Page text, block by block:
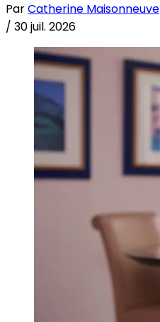
ParCatherine Maisonneuve
/ 30 juil. 2026